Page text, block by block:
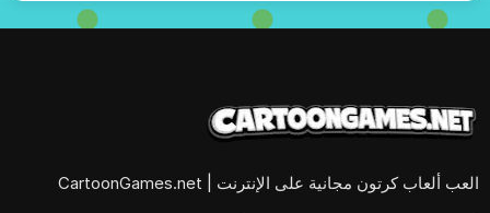
العب ألعاب كرتون مجانية على الإنترنت | CartoonGames.net